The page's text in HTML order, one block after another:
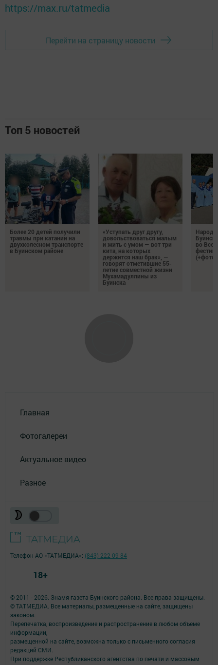
https://max.ru/tatmedia
Перейти на страницу новости
Топ 5 новостей
Более 20 детей получили
травмы при катании на
двухколесном транспорте
в Буинском районе
«Уступать друг другу,
довольствоваться малым
и жить с умом — вот три
кита, на которых
держится наш брак», —
говорят отметившие 55-
летие совместной жизни
Мухамадуллины из
Буинска
во
(+фото)
Главная
Фотогалереи
Актуальное видео
Разное
© 2011 - 2026. Знамя газета Буинского района. Все права защищены.
© ТАТМЕДИА. Все материалы, размещенные на сайте, защищены
законом.
Перепечатка, воспроизведение и распространение в любом объеме
информации,
размещенной на сайте, возможна только с письменного согласия
редакций СМИ.
При поддержке Республиканского агентства по печати и массовым
Телефон АО «ТАТМЕДИА»: (843) 222 09 84
18+